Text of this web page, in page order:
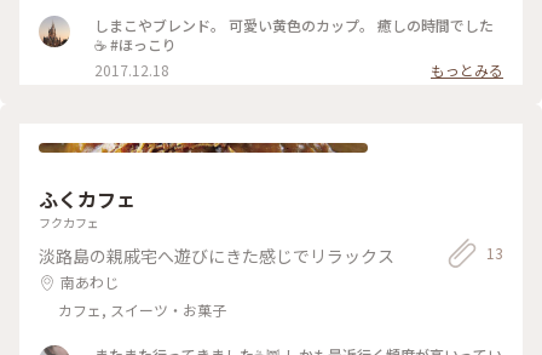
しまこやブレンド。 可愛い黄色のカップ。 癒しの時間でした
☕️ #ほっこり
2017.12.18
もっとみる
ふくカフェ
フクカフェ
淡路島の親戚宅へ遊びにきた感じでリラックス
南あわじ
カフェ, スイーツ・お菓子
13